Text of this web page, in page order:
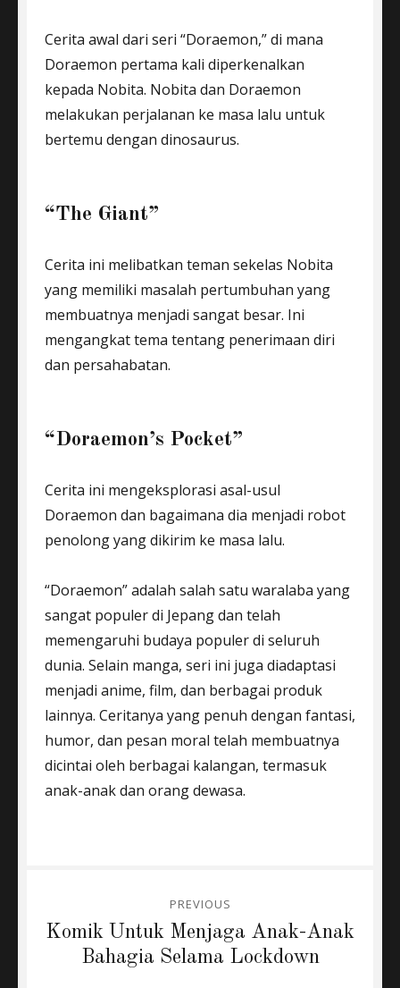
Cerita awal dari seri “Doraemon,” di mana
Doraemon pertama kali diperkenalkan
kepada Nobita. Nobita dan Doraemon
melakukan perjalanan ke masa lalu untuk
bertemu dengan dinosaurus.
“The Giant”
Cerita ini melibatkan teman sekelas Nobita
yang memiliki masalah pertumbuhan yang
membuatnya menjadi sangat besar. Ini
mengangkat tema tentang penerimaan diri
dan persahabatan.
“Doraemon’s Pocket”
Cerita ini mengeksplorasi asal-usul
Doraemon dan bagaimana dia menjadi robot
penolong yang dikirim ke masa lalu.
“Doraemon” adalah salah satu waralaba yang
sangat populer di Jepang dan telah
memengaruhi budaya populer di seluruh
dunia. Selain manga, seri ini juga diadaptasi
menjadi anime, film, dan berbagai produk
lainnya. Ceritanya yang penuh dengan fantasi,
humor, dan pesan moral telah membuatnya
dicintai oleh berbagai kalangan, termasuk
anak-anak dan orang dewasa.
navigation
PREVIOUS
Previous
Komik Untuk Menjaga Anak-Anak
Bahagia Selama Lockdown